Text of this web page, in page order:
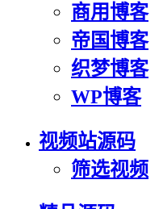
商用博客
帝国博客
织梦博客
WP博客
视频站源码
筛选视频